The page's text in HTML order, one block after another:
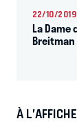
22/10/2019
La
À